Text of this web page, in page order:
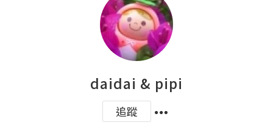
daidai & pipi
追蹤